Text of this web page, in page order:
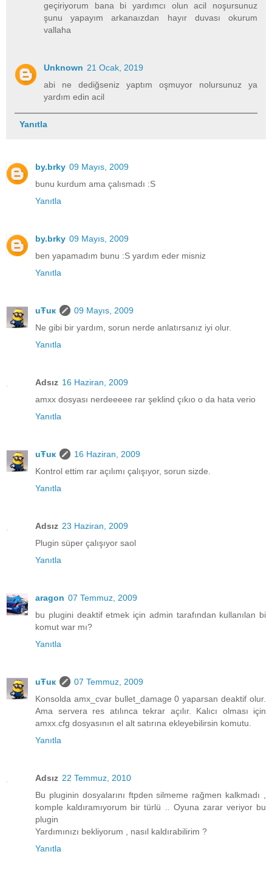
geçiriyorum bana bi yardımcı olun acil noşursunuz
şunu yapayım arkanaızdan hayır duvası okurum
vallaha
Unknown 21 Ocak, 2019
abi ne dediğseniz yaptım oşmuyor nolursunuz ya
yardım edin acil
Yanıtla
by.brky 09 Mayıs, 2009
bunu kurdum ama çalısmadı :S
Yanıtla
by.brky 09 Mayıs, 2009
ben yapamadım bunu :S yardım eder misniz
Yanıtla
uŦuк
09 Mayıs, 2009
Ne gibi bir yardım, sorun nerde anlatırsanız iyi olur.
Yanıtla
Adsız 16 Haziran, 2009
amxx dosyası nerdeeeee rar şeklind çıkıo o da hata verio
Yanıtla
uŦuк
16 Haziran, 2009
Kontrol ettim rar açılımı çalışıyor, sorun sizde.
Yanıtla
Adsız 23 Haziran, 2009
Plugin süper çalışıyor saol
Yanıtla
aragon 07 Temmuz, 2009
bu plugini deaktif etmek için admin tarafından kullanılan bi
komut war mı?
Yanıtla
uŦuк
07 Temmuz, 2009
Konsolda amx_cvar bullet_damage 0 yaparsan deaktif olur.
Ama servera res atılınca tekrar açılır. Kalıcı olması için
amxx.cfg dosyasının el alt satırına ekleyebilirsin komutu.
Yanıtla
Adsız 22 Temmuz, 2010
Bu pluginin dosyalarını ftpden silmeme rağmen kalkmadı ,
komple kaldıramıyorum bir türlü .. Oyuna zarar veriyor bu
plugin
Yardımınızı bekliyorum , nasıl kaldırabilirim ?
Yanıtla